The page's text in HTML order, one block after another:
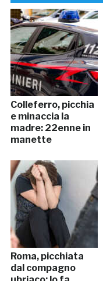
Colleferro, picchia
e minaccia la
madre: 22enne in
manette
Roma, picchiata
dal compagno